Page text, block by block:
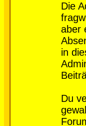
Die
aber
in
Du